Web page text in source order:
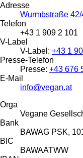
Adresse
Wurmbstraße
Telefon
+43 1 909 2 101
V-Label
V-Label: +43 1
Presse-Telefon
Presse: +43 676
E-Mail
info@vegan.at
Orga
Vegane
Bank
BAWAG PSK,
BIC
BAWAATWW